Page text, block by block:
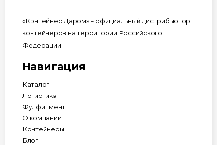
«Контейнер Даром» – официальный дистрибьютор
контейнеров на территории Российского
Федерации
Навигация
Каталог
Логистика
Фулфилмент
О компании
Контейнеры
Блог